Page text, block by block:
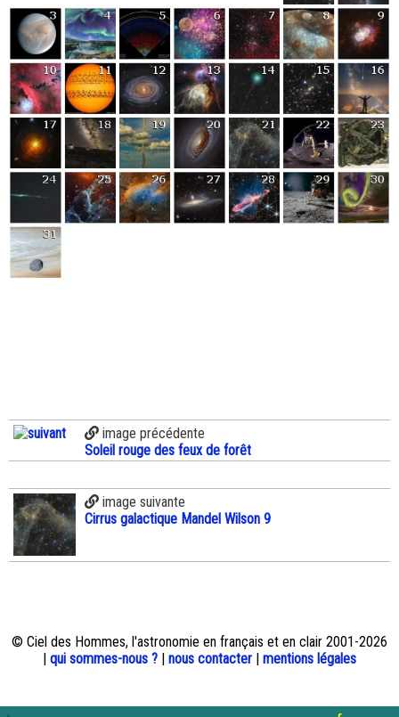
image précédente
Soleil rouge des feux de forêt
image suivante
Cirrus galactique Mandel Wilson 9
© Ciel des Hommes, l'astronomie en français et en clair 2001-2026
| qui sommes-nous ? | nous contacter | mentions légales